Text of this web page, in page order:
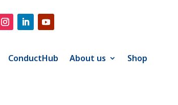
ConductHub About us Shop